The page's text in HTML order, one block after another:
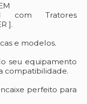
com Tratores
].
e modelos.
seu equipamento
compatibilidade.
perfeito para